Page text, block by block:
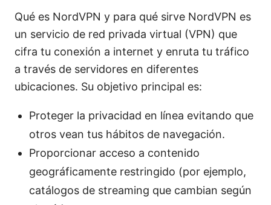
Qué es NordVPN y para qué sirve NordVPN es
un servicio de red privada virtual (VPN) que
cifra tu conexión a internet y enruta tu tráfico
a través de servidores en diferentes
ubicaciones. Su objetivo principal es:
Proteger la privacidad en línea evitando que
otros vean tus hábitos de navegación.
Proporcionar acceso a contenido
geográficamente restringido (por ejemplo,
catálogos de streaming que cambian según